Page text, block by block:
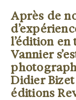
Après de
l’édition en
Vannier
Didier
éditions